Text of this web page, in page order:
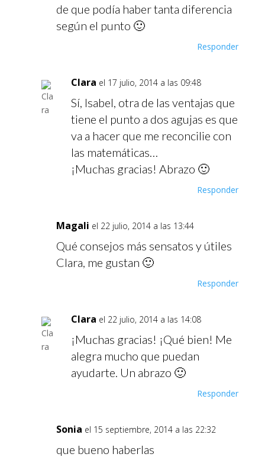
de que podía haber tanta diferencia
según el punto 🙂
Responder
Clara el 17 julio, 2014 a las 09:48
Sí, Isabel, otra de las ventajas que
tiene el punto a dos agujas es que
va a hacer que me reconcilie con
las matemáticas…
¡Muchas gracias! Abrazo 🙂
Responder
Magali el 22 julio, 2014 a las 13:44
Qué consejos más sensatos y útiles
Clara, me gustan 🙂
Responder
Clara el 22 julio, 2014 a las 14:08
¡Muchas gracias! ¡Qué bien! Me
alegra mucho que puedan
ayudarte. Un abrazo 🙂
Responder
Sonia el 15 septiembre, 2014 a las 22:32
que bueno haberlas